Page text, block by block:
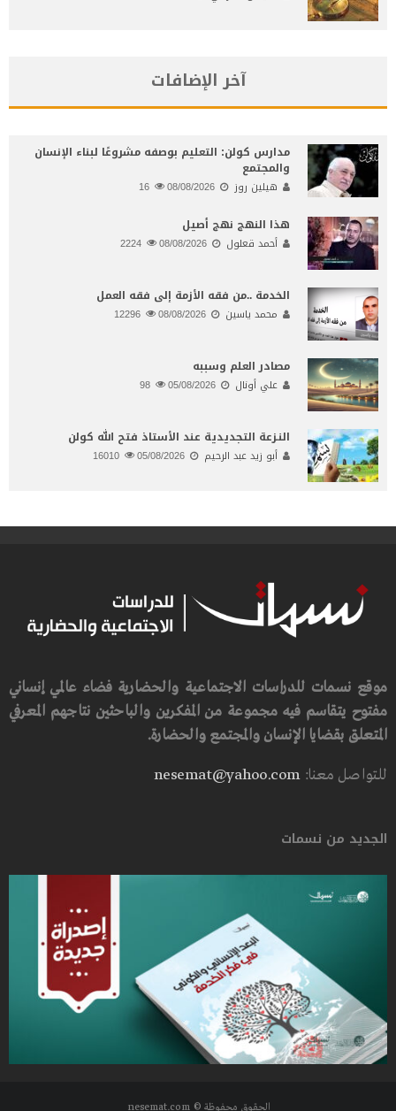
آخر الإضافات
مدارس كولن: التعليم بوصفه مشروعًا لبناء الإنسان
والمجتمع
هيلين روز 08/08/2026
هذا النهج نهج أصيل
أحمد قعلول 08/08/2026
الخدمة ..من فقه الأزمة إلى فقه العمل
محمد ياسين 08/08/2026
مصادر العلم وسببه
علي أونال 05/08/2026
النـزعة التجديدية عند الأستاذ فتح الله كولن
أبو زيد عبد الرحيم 05/08/2026
موقع نسمات للدراسات الاجتماعية والحضارية فضاء عالمي إنساني
مفتوح يتقاسم فيه مجموعة من المفكرين والباحثين نتاجهم المعرفي
المتعلق بقضايا الإنسان والمجتمع والحضارة.
للتواصل معنا:nesemat@yahoo.com
الجديد من نسمات
الحقوق محفوظة © nesemat.com